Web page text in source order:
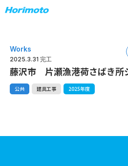
Works
2025.3.31 完工
藤沢市 片瀬漁港荷さばき所
公共 建具工事 2025年度